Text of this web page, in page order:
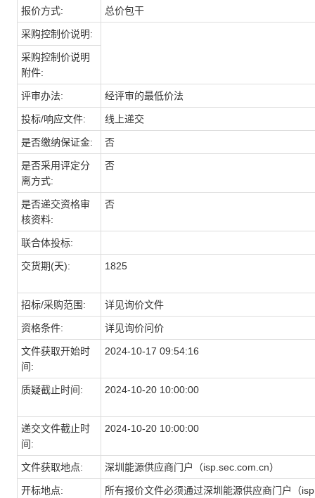
报价方式: 总价包干
采购控制价说明:
采购控制价说明
附件:
评审办法: 经评审的最低价法
投标/响应文件: 线上递交
是否缴纳保证金: 否
是否采用评定分
离方式:
否
是否递交资格审
核资料:
否
联合体投标:
交货期(天): 1825
招标/采购范围: 详见询价文件
资格条件: 详见询价问价
文件获取开始时
间:
2024-10-17 09:54:16
质疑截止时间: 2024-10-20 10:00:00
递交文件截止时
间:
2024-10-20 10:00:00
文件获取地点: 深圳能源供应商门户（isp.sec.com.cn）
开标地点: 所有报价文件必须通过深圳能源供应商门户（